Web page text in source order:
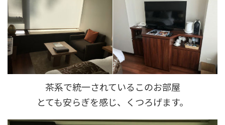
茶系で統一されているこのお部屋
とても安らぎを感じ、くつろげます。